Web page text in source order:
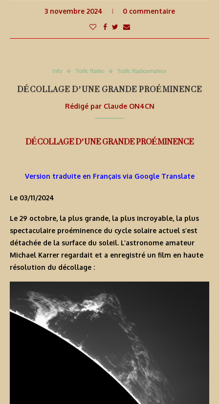
3 novembre 2024 0 commentaire
Info Trafic Radio Trafic Radioamateur
DÉCOLLAGE D’UNE GRANDE PROÉMINENCE
Rédigé par Claude ON4CN
DÉCOLLAGE D’UNE GRANDE PROÉMINENCE
Version traduite en Français via Google Translate
Le 03/11/2024
Le 29 octobre, la plus grande, la plus incroyable, la plus
spectaculaire proéminence du cycle solaire actuel s’est
détachée de la surface du soleil. L’astronome amateur
Michael Karrer regardait et a enregistré un film en haute
résolution du décollage :